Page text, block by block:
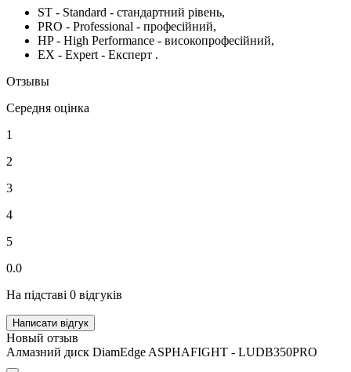
ST - Standard - стандартний рівень,
PRO - Professional - професійний,
HP - High Performance - високопрофесійний,
EX - Expert - Експерт .
Отзывы
Середня оцінка
1
2
3
4
5
0.0
На підставі 0 відгуків
Написати відгук
Новый отзыв
Алмазний диск DiamEdge ASPHAFIGHT - LUDB350PRO